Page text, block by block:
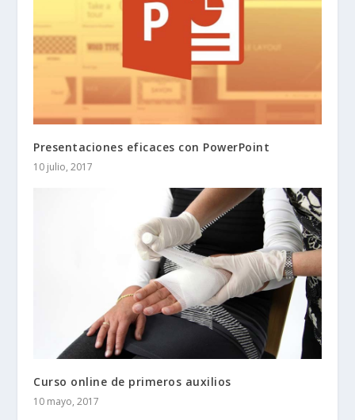
Presentaciones eficaces con PowerPoint
10 julio, 2017
Curso online de primeros auxilios
10 mayo, 2017